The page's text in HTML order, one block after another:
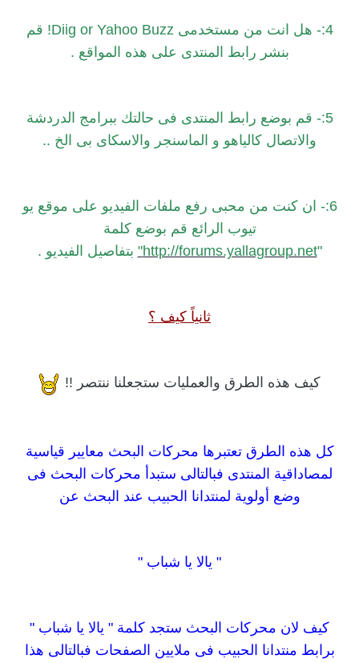
4:- هل انت من مستخدمى Diig or Yahoo Buzz! قم
بنشر رابط المنتدى على هذه المواقع .
5:- قم بوضع رابط المنتدى فى حالتك ببرامج الدردشة
والاتصال كالياهو و الماسنجر والاسكاى بى الخ ..
6:- ان كنت من محبى رفع ملفات الفيديو على موقع يو
تيوب الرائع قم بوضع كلمة
"
http://forums.yallagroup.net" بتفاصيل الفيديو .
ثانياً كيف ؟
كيف هذه الطرق والعمليات ستجعلنا ننتصر !!
كل هذه الطرق تعتبرها محركات البحث معايير قياسية
لمصاداقية المنتدى فبالتالى ستبدأ محركات البحث فى
وضع أولوية لمنتدانا الحبيب عند البحث عن
" يالا يا شباب "
كيف لان محركات البحث ستجد كلمة " يالا يا شباب "
برابط منتدانا الحبيب فى ملايين الصفحات فبالتالى هذا